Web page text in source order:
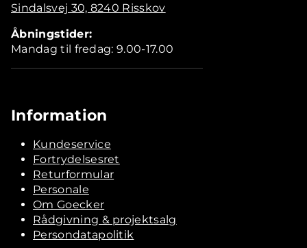
Sindalsvej 30, 8240 Risskov
Åbningstider:
Mandag til fredag: 9.00-17.00
Information
Kundeservice
Fortrydelsesret
Returformular
Personale
Om Goecker
Rådgivning & projektsalg
Persondatapolitik